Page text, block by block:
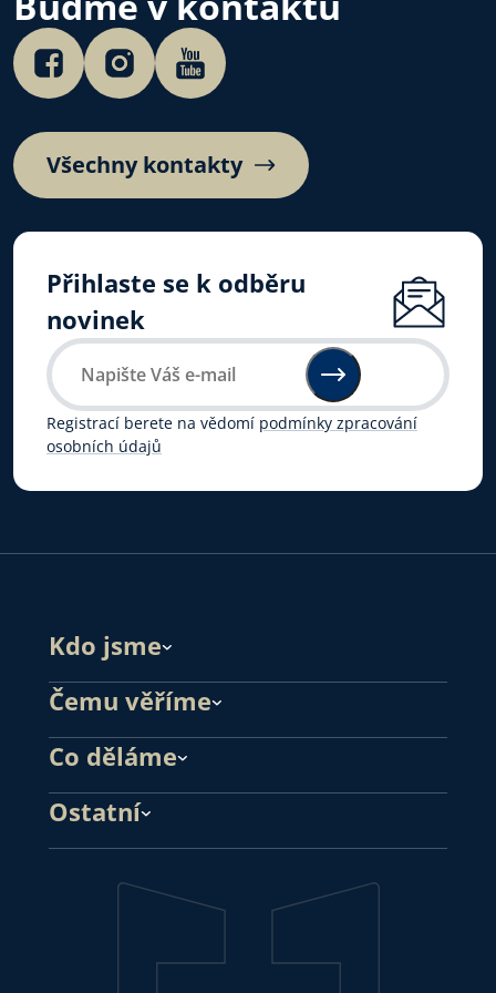
Všechny kontakty
Přihlaste se k odběru
novinek
Registrací berete na vědomí podmínky zpracování
osobních údajů
Kdo jsme
Čemu věříme
Co děláme
Ostatní